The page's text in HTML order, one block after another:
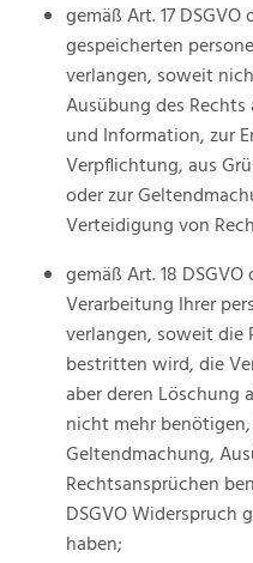
gemäß Art. 17
gespeicherten
verlangen, soweit
Ausübung des
und Information, zur
Verpflichtung, aus
oder zur
Verteidigung von
gemäß Art. 18
Verarbeitung Ihrer
verlangen, soweit die
bestritten wird, die
aber deren Löschung
nicht mehr
Geltendmachung,
Rechtsansprüchen
DSGVO Widerspruch
haben;